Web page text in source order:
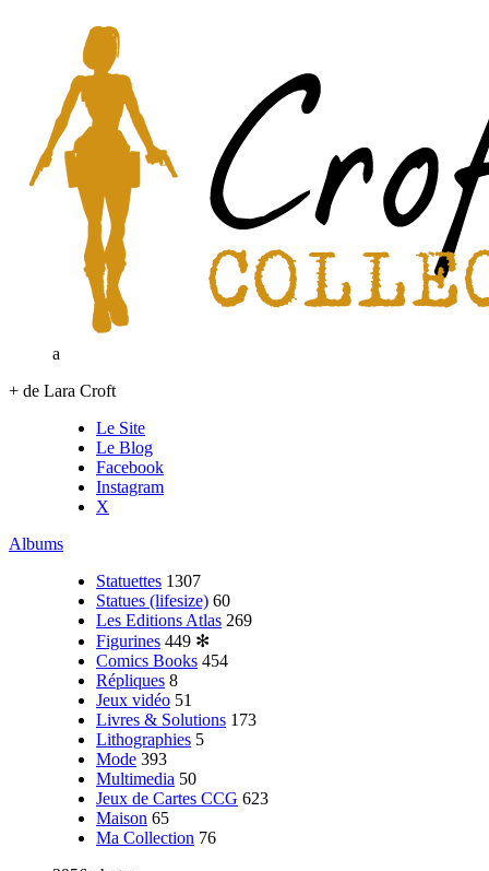
a
+ de Lara Croft
Le Site
Le Blog
Facebook
Instagram
X
Albums
Statuettes 1307
Statues (lifesize) 60
Les Editions Atlas 269
Figurines 449 ✻
Comics Books 454
Répliques 8
Jeux vidéo 51
Livres & Solutions 173
Lithographies 5
Mode 393
Multimedia 50
Jeux de Cartes CCG 623
Maison 65
Ma Collection 76